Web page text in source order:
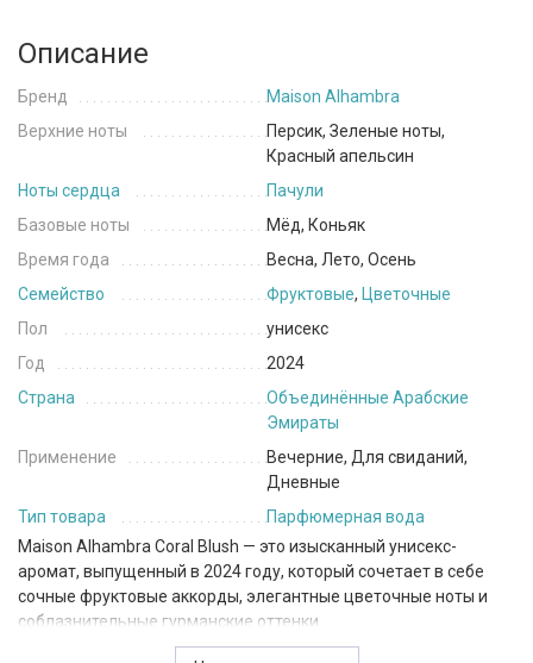
Описание
Бренд
Maison Alhambra
Верхние ноты
Персик, Зеленые ноты,
Красный апельсин
Ноты сердца
Пачули
Базовые ноты
Мёд, Коньяк
Время года
Весна, Лето, Осень
Семейство
Фруктовые, Цветочные
Пол
унисекс
Год
2024
Страна
Объединённые Арабские
Эмираты
Применение
Вечерние, Для свиданий,
Дневные
Тип товара
Парфюмерная вода
Maison Alhambra Coral Blush — это изысканный унисекс-
аромат, выпущенный в 2024 году, который сочетает в себе
сочные фруктовые аккорды, элегантные цветочные ноты и
соблазнительные гурманские оттенки.